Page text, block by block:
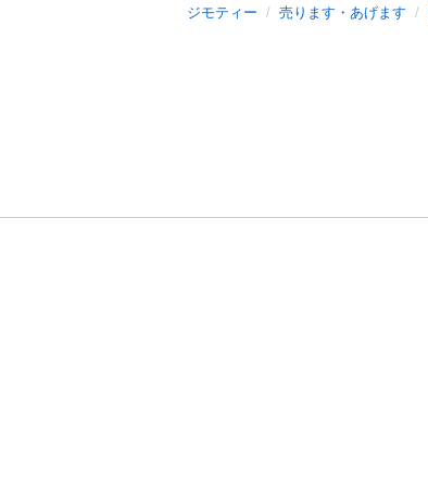
ジモティー 売ります・あげます